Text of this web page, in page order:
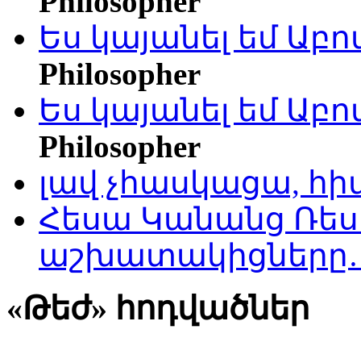
Ես կայանել եմ
Philosopher
Ես կայանել եմ
Philosopher
լավ չհասկացա,
Հեսա Կանանց
«Թեժ» հոդվածներ